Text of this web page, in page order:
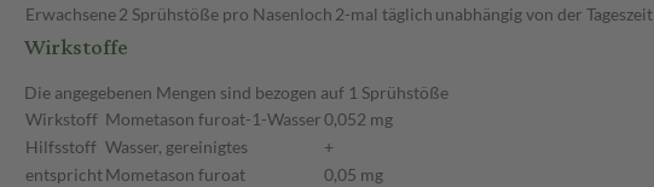
Erwachsene2 Sprühstöße pro Nasenloch 2-mal täglich unabhängig von der Tageszeit
Wirkstoffe
Die angegebenen Mengen sind bezogen auf 1 Sprühstöße
Wirkstoff Mometason furoat-1-Wasser0,052 mg
Hilfsstoff Wasser, gereinigtes
+
entsprichtMometason furoat
0,05 mg